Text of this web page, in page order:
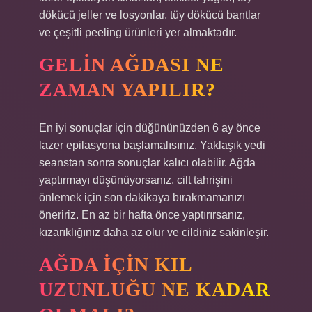
dökücü jeller ve losyonlar, tüy dökücü bantlar
ve çeşitli peeling ürünleri yer almaktadır.
GELIN AĞDASI NE
ZAMAN YAPILIR?
En iyi sonuçlar için düğününüzden 6 ay önce
lazer epilasyona başlamalısınız. Yaklaşık yedi
seanstan sonra sonuçlar kalıcı olabilir. Ağda
yaptırmayı düşünüyorsanız, cilt tahrişini
önlemek için son dakikaya bırakmamanızı
öneririz. En az bir hafta önce yaptırırsanız,
kızarıklığınız daha az olur ve cildiniz sakinleşir.
AĞDA IÇIN KIL
UZUNLUĞU NE KADAR